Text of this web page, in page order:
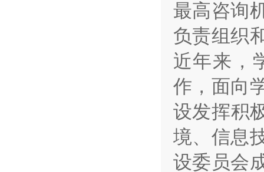
最高咨询
负责组织
近年来，
作，面向
设发挥积
境、信息
设委员会